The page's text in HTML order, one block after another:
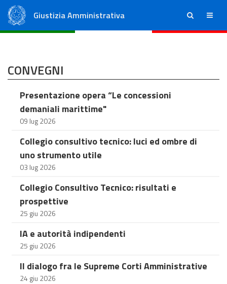
Giustizia Amministrativa ricerca menu
CONVEGNI
Presentazione opera “Le concessioni
demaniali marittime"
09 lug 2026
Collegio consultivo tecnico: luci ed ombre di
uno strumento utile
03 lug 2026
Collegio Consultivo Tecnico: risultati e
prospettive
25 giu 2026
IA e autorità indipendenti
25 giu 2026
Il dialogo fra le Supreme Corti Amministrative
24 giu 2026